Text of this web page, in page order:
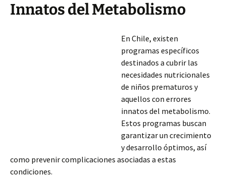
Innatos del Metabolismo
En Chile, existen
programas específicos
destinados a cubrir las
necesidades nutricionales
de niños prematuros y
aquellos con errores
innatos del metabolismo.
Estos programas buscan
garantizar un crecimiento
y desarrollo óptimos, así
como prevenir complicaciones asociadas a estas
condiciones.